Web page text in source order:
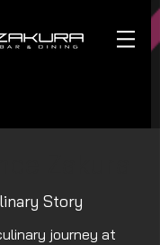
Story
journey at